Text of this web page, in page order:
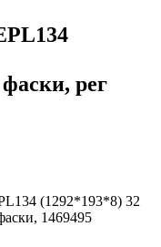
рег
(1292*193*8) 32
1469495